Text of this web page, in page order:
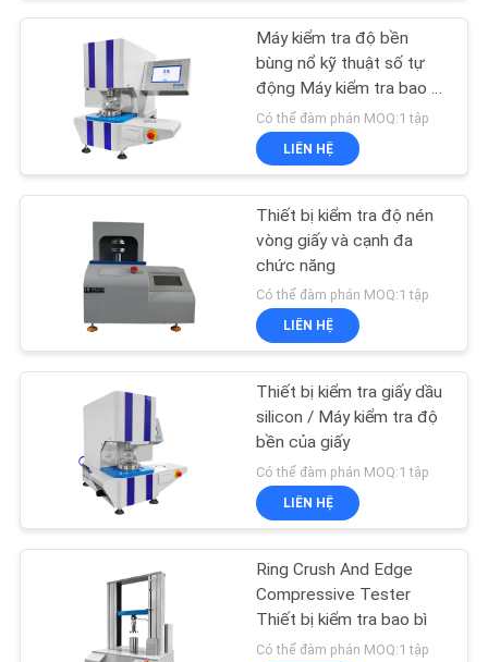
VR
CHÚNG
MÁY
LƯỢNG
Máy thử kéo
206
Hệ thống bàn rung
động
28
Thiết bị thử nghiệm
dễ cháy
52
Máy kiểm tra độ bền
bùng nổ kỹ thuật số tự
động Máy kiểm tra bao bì
giấy
Có thể đàm phán MOQ:1 tập
LIÊN HỆ
Thiết bị kiểm tra độ nén
vòng giấy và cạnh đa
chức năng
Có thể đàm phán MOQ:1 tập
LIÊN HỆ
Thiết bị kiểm tra giấy dầu
silicon / Máy kiểm tra độ
bền của giấy
Có thể đàm phán MOQ:1 tập
LIÊN HỆ
Ring Crush And Edge
Compressive Tester
Thiết bị kiểm tra bao bì
Có thể đàm phán MOQ:1 tập